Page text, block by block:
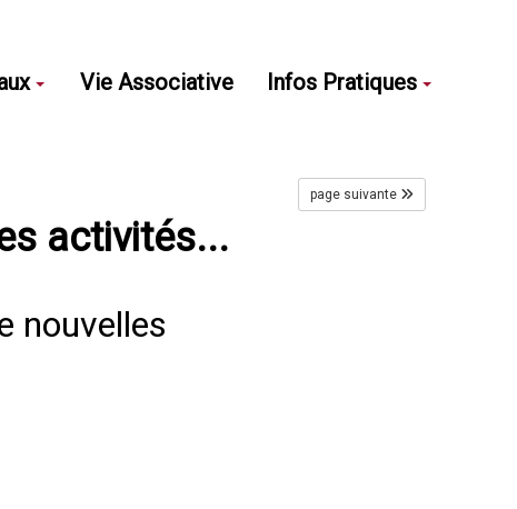
Vie Associative Infos Pratiques
page suivante
activités...
nouvelles